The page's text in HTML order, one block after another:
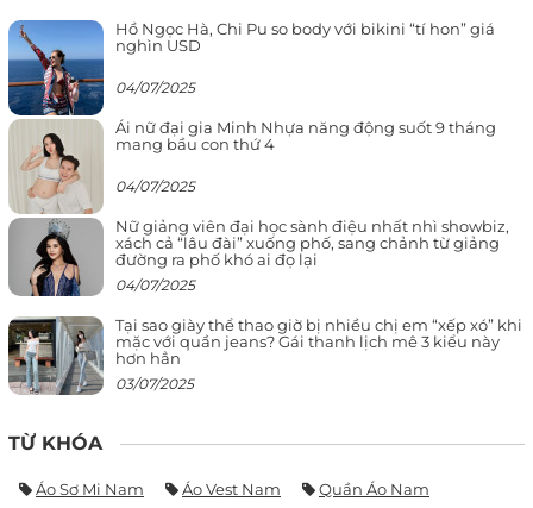
Hồ Ngọc Hà, Chi Pu so body với bikini “tí hon” giá
nghìn USD
04/07/2025
Ái nữ đại gia Minh Nhựa năng động suốt 9 tháng
mang bầu con thứ 4
04/07/2025
Nữ giảng viên đại học sành điệu nhất nhì showbiz,
xách cả “lâu đài” xuống phố, sang chảnh từ giảng
đường ra phố khó ai đọ lại
04/07/2025
Tại sao giày thể thao giờ bị nhiều chị em “xếp xó” khi
mặc với quần jeans? Gái thanh lịch mê 3 kiểu này
hơn hẳn
03/07/2025
TỪ KHÓA
Áo Sơ Mi Nam Áo Vest Nam Quần Áo Nam